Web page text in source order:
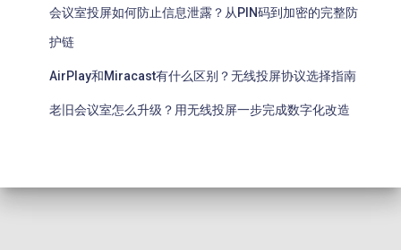
会议室投屏如何防止信息泄露？从PIN码到加密的完整防
护链
AirPlay和Miracast有什么区别？无线投屏协议选择指南
老旧会议室怎么升级？用无线投屏一步完成数字化改造